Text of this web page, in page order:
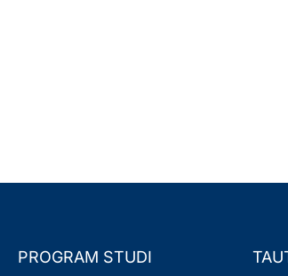
PROGRAM STUDI